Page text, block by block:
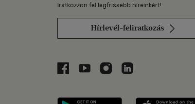
Iratkozzon fel legfrissebb híreinkért!
Hírlevél-feliratkozás
Libri a Facebookon
Libri a Youtube-on
Libri az Instagramon
Libri a LinkedInen